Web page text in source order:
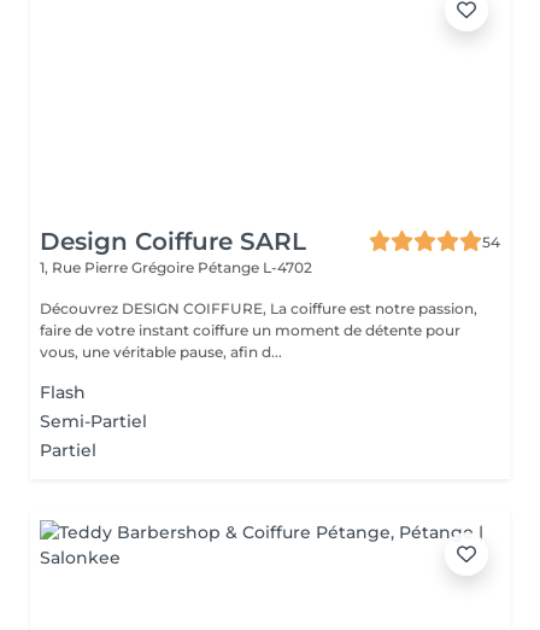
Design Coiffure SARL
54
1, Rue Pierre Grégoire Pétange L-4702
Découvrez DESIGN COIFFURE, La coiffure est notre passion,
faire de votre instant coiffure un moment de détente pour
vous, une véritable pause, afin d...
Flash
Semi-Partiel
Partiel